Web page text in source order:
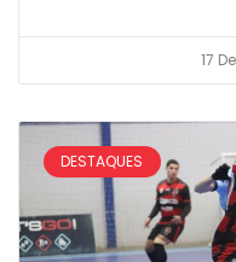
17
DESTAQUES